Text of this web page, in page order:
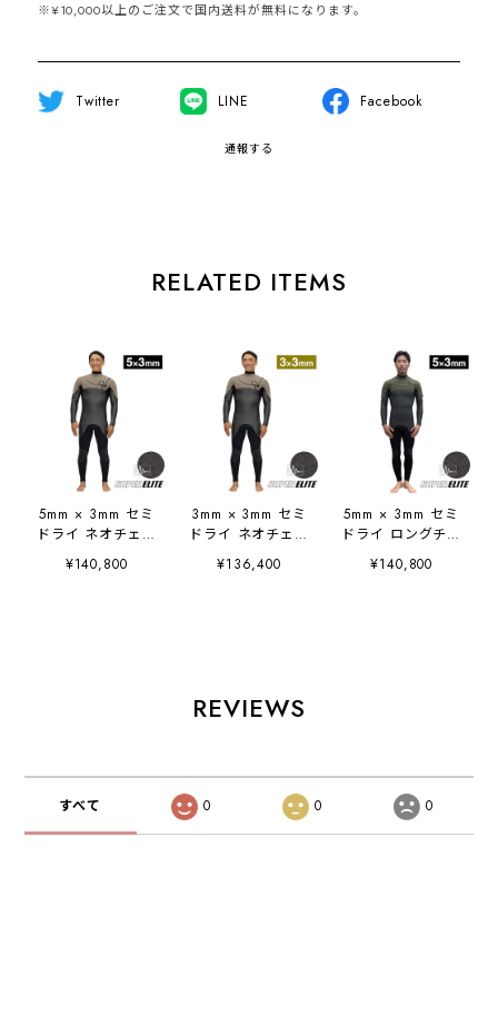
※¥10,000以上のご注文で国内送料が無料になります。
Twitter LINE Facebook
通報する
RELATED ITEMS
5mm × 3mm セミ
ドライ ネオチェス
トジップ SUPER
ELITE メンズ レデ
¥140,800
3mm × 3mm セミ
ドライ ネオチェス
トジップ SUPER
ELITE メンズ レデ
¥136,400
5mm × 3mm セミ
ドライ ロングチェ
ストジップ
SUPER ELITE メ
¥140,800
REVIEWS
すべて 0 0 0